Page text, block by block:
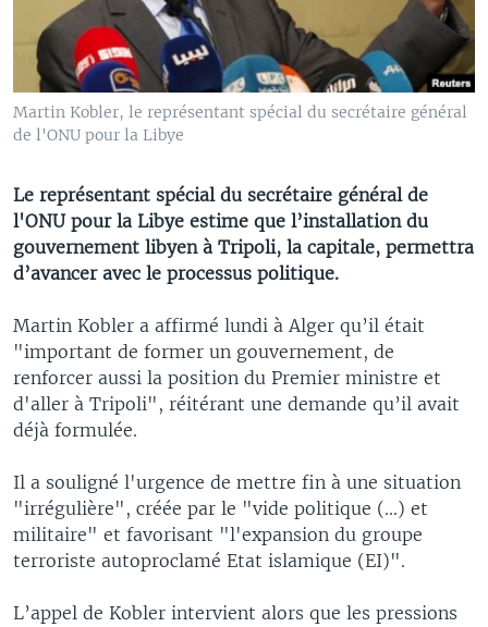
Martin Kobler, le représentant spécial du secrétaire général
de l'ONU pour la Libye
Le représentant spécial du secrétaire général de
l'ONU pour la Libye estime que l’installation du
gouvernement libyen à Tripoli, la capitale, permettra
d’avancer avec le processus politique.
Martin Kobler a affirmé lundi à Alger qu’il était
"important de former un gouvernement, de
renforcer aussi la position du Premier ministre et
d'aller à Tripoli", réitérant une demande qu’il avait
déjà formulée.
Il a souligné l'urgence de mettre fin à une situation
"irrégulière", créée par le "vide politique (...) et
militaire" et favorisant "l'expansion du groupe
terroriste autoproclamé Etat islamique (EI)".
L’appel de Kobler intervient alors que les pressions